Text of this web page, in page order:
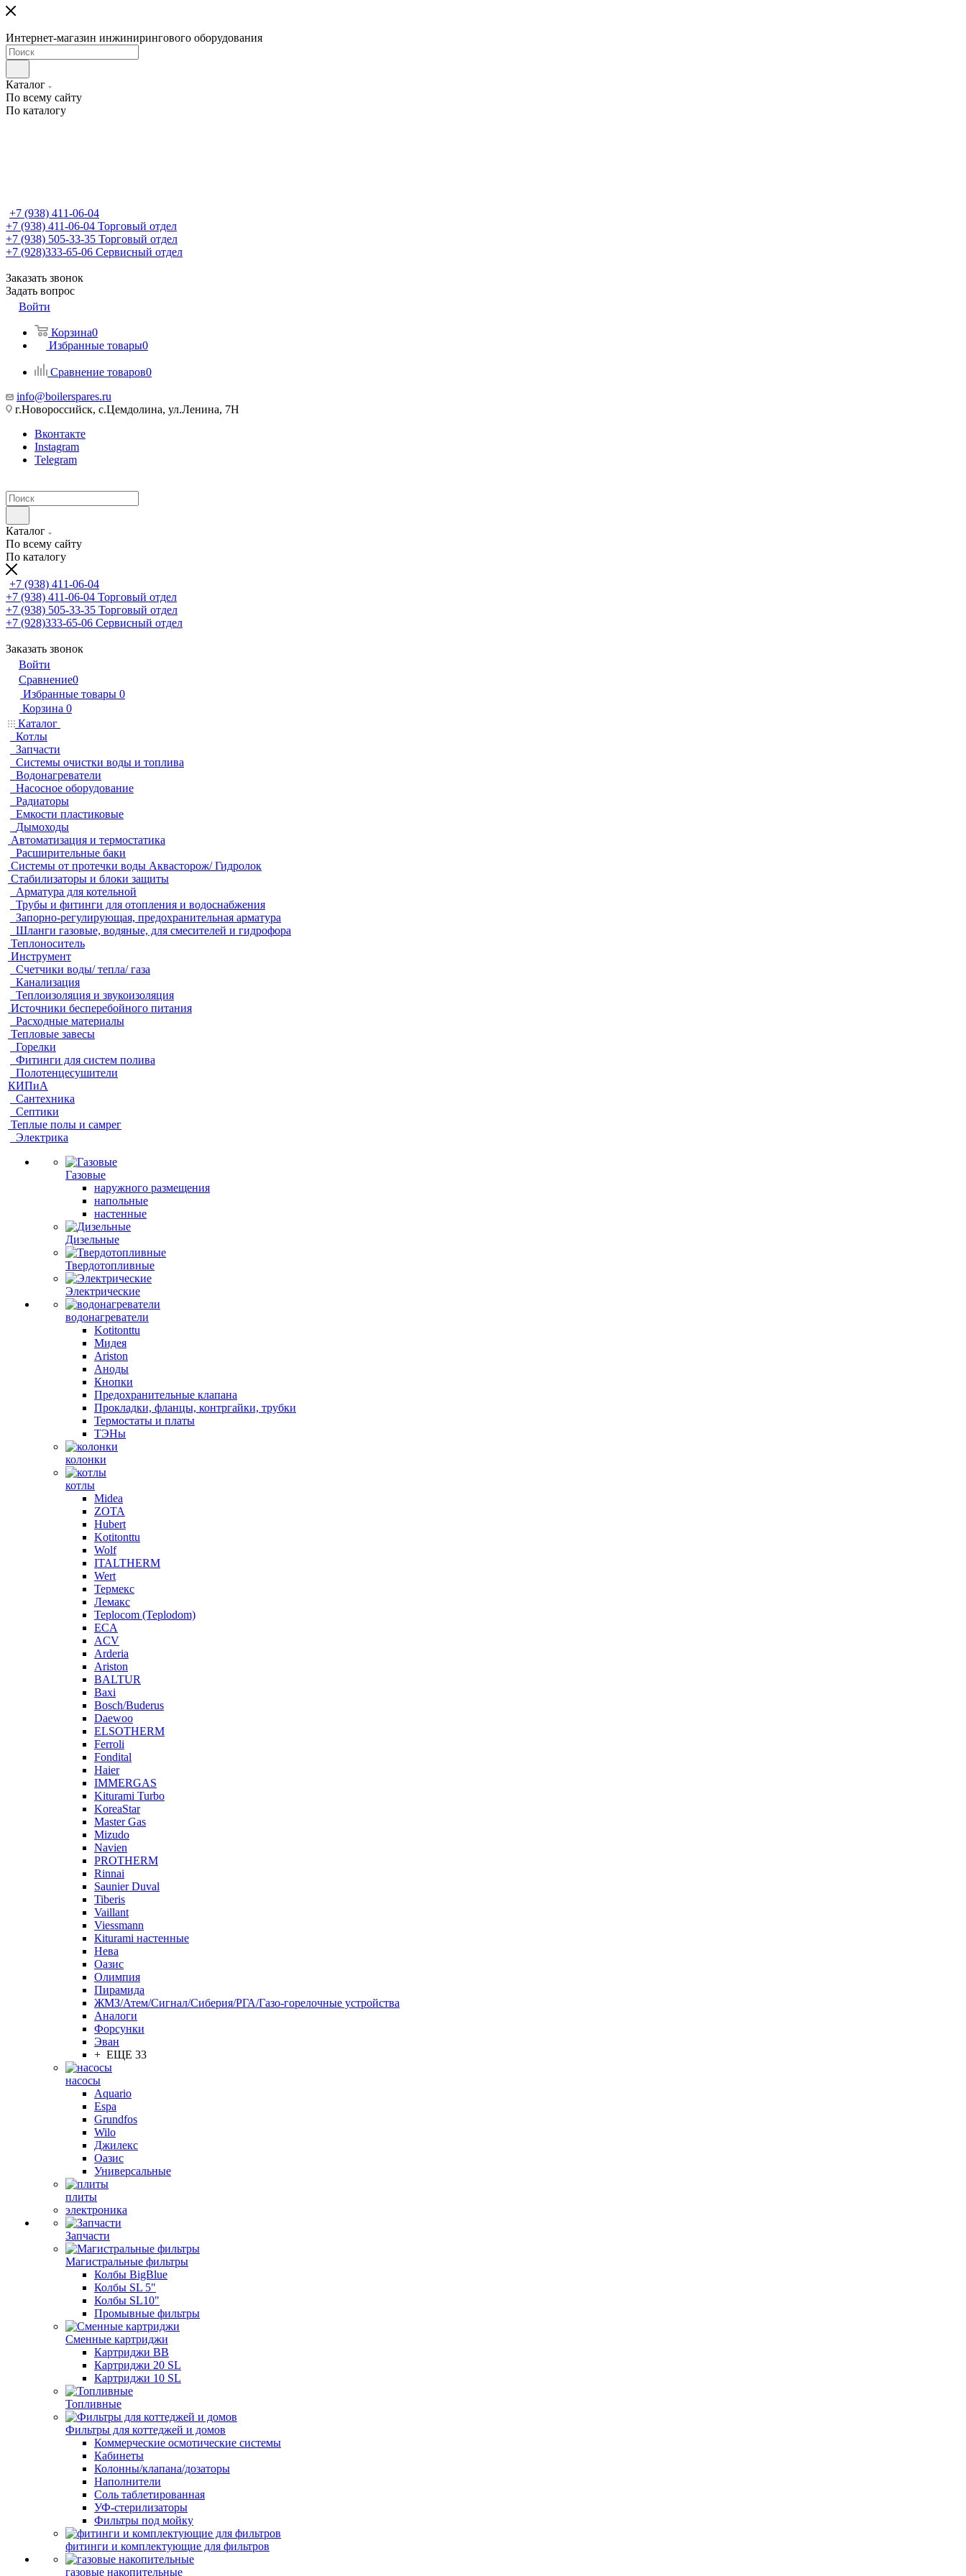
Интернет-магазин инжинирингового оборудования
Каталог
По всему сайту
По каталогу
+7 (938) 411-06-04
+7 (938) 411-06-04 Торговый отдел
+7 (938) 505-33-35 Торговый отдел
+7 (928)333-65-06 Сервисный отдел
Заказать звонок
Задать вопрос
Войти
Корзина0
Избранные товары0
Сравнение товаров0
info@boilerspares.ru
г.Новороссийск, с.Цемдолина, ул.Ленина, 7Н
Вконтакте
Instagram
Telegram
Каталог
По всему сайту
По каталогу
+7 (938) 411-06-04
+7 (938) 411-06-04 Торговый отдел
+7 (938) 505-33-35 Торговый отдел
+7 (928)333-65-06 Сервисный отдел
Заказать звонок
Войти
Сравнение0
Избранные товары 0
Корзина 0
Каталог
Котлы
Запчасти
Системы очистки воды и топлива
Водонагреватели
Насосное оборудование
Радиаторы
Емкости пластиковые
Дымоходы
Автоматизация и термостатика
Расширительные баки
Системы от протечки воды Аквасторож/ Гидролок
Стабилизаторы и блоки защиты
Арматура для котельной
Трубы и фитинги для отопления и водоснабжения
Запорно-регулирующая, предохранительная арматура
Шланги газовые, водяные, для смесителей и гидрофора
Теплоноситель
Инструмент
Счетчики воды/ тепла/ газа
Канализация
Теплоизоляция и звукоизоляция
Источники бесперебойного питания
Расходные материалы
Тепловые завесы
Горелки
Фитинги для систем полива
Полотенцесушители
КИПиА
Сантехника
Септики
Теплые полы и самрег
Электрика
Газовые
наружного размещения
напольные
настенные
Дизельные
Твердотопливные
Электрические
водонагреватели
Kotitonttu
Мидея
Ariston
Аноды
Кнопки
Предохранительные клапана
Прокладки, фланцы, контргайки, трубки
Термостаты и платы
ТЭНы
колонки
котлы
Midea
ZOTA
Hubert
Kotitonttu
Wolf
ITALTHERM
Wert
Термекс
Лемакс
Teplocom (Teplodom)
ECA
ACV
Arderia
Ariston
BALTUR
Baxi
Bosch/Buderus
Daewoo
ELSOTHERM
Ferroli
Fondital
Haier
IMMERGAS
Kiturami Turbo
KoreaStar
Master Gas
Mizudo
Navien
PROTHERM
Rinnai
Saunier Duval
Tiberis
Vaillant
Viessmann
Кiturami настенные
Нева
Оазис
Олимпия
Пирамида
ЖМЗ/Атем/Сигнал/Сиберия/РГА/Газо-горелочные устройства
Aналоги
Форсунки
Эван
+ ЕЩЕ 33
насосы
Aquario
Espa
Grundfos
Wilo
Джилекс
Оазис
Универсальные
плиты
электроника
Запчасти
Магистральные фильтры
Колбы BigBlue
Колбы SL 5"
Колбы SL10"
Промывные фильтры
Сменные картриджи
Картриджи BB
Картриджи 20 SL
Картриджи 10 SL
Топливные
Фильтры для коттеджей и домов
Коммерческие осмотические системы
Кабинеты
Колонны/клапана/дозаторы
Наполнители
Соль таблетированная
УФ-стерилизаторы
Фильтры под мойку
фитинги и комплектующие для фильтров
газовые накопительные